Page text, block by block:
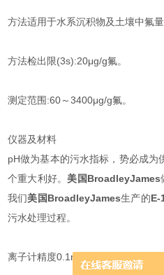
方法适用于水系沉积物及土壤中氟量
方法检出限(3s):20μg/g氟。
测定范围:60～3400μg/g氟。
仪器及材料
pH做为基本的污水指标 ， 势必成为
个重大利好。美国BroadleyJames
我们美国BroadleyJames生产的E-
污水处理过程。
离子计精度0.1mV